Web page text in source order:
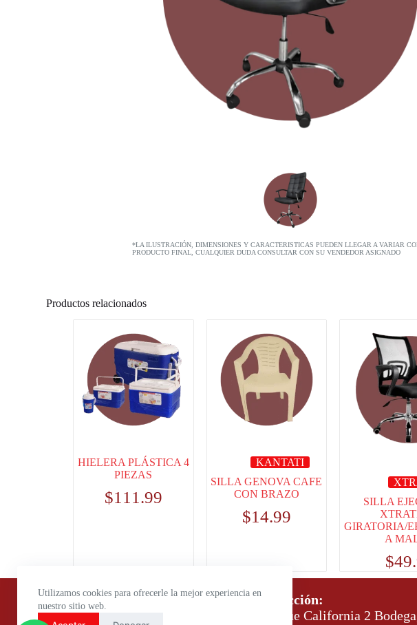
Utilizamos cookies para ofrecerle la mejor experiencia en
nuestro sitio web.
*LA ILUSTRACIÓN, DIMENSIONES Y CARACTERISTICAS PUEDEN LLEGAR A VARIAR
PRODUCTO FINAL, CUALQUIER DUDA CONSULTAR CON SU VENDEDOR ASIGNADO
Productos relacionados
HIELERA PLÁSTICA 4
PIEZAS
$111.99
KANTATI
SILLA GENOVA CAFE
CON BRAZO
$14.99
SILLA
GIRATORIA/
A
$
Horario de atención:
Lunes a Viernes: 9:00 – 18:00
Dirección:
Parque California 2